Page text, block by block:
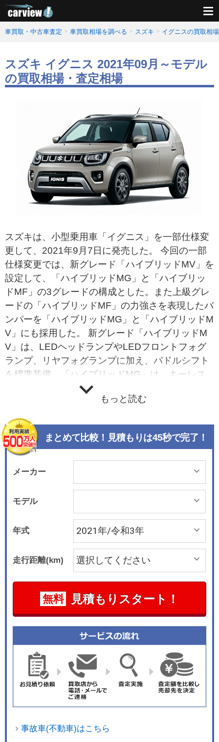
車買取・中古車査定 車買取相場を調べる スズキ イグニスの買取相
スズキ イグニス 2021年09月～モデル
の買取相場・査定相場
スズキは、小型乗用車「イグニス」を一部仕様変
更して、2021年9月7日に発売した。 今回の一部
仕様変更では、新グレード「ハイブリッドMV」を
設定して、「ハイブリッドMG」と「ハイブリッ
ドMF」の3グレードの構成とした。また上級グレ
ードの「ハイブリッドMF」の力強さを表現したバ
ンパーを「ハイブリッドMG」と「ハイブリッドM
V」にも採用した。 新グレード「ハイブリッドM
V」は、LEDヘッドランプやLEDフロントフォグ
ランプ、リヤフォグランプに加え、パドルシフト
を標準装備。「ハイブリッドMG」は、キーレス
プッシュスタートシステムやフルオートエアコン
などの快適装備を追加装備した。「ハイブリッド
ートや防汚タイプのラゲッジフロアはそのまま
に、新たにラゲッジシェルフを標準装備とした。
もっと読む
まとめて比較！見積もりは45秒で完了！
メーカー
モデル
年式
走行距離(km)
無料 見積もりスタート！
事故車(不動車)はこちら